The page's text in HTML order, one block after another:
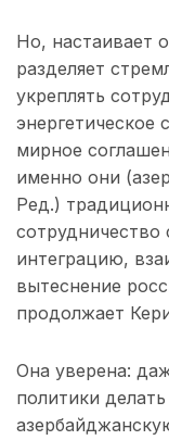
Но, настаивает
разделяет
укреплять
энергетическое
мирное
именно они
Ред.)
сотрудничество
интеграцию,
вытеснение
продолжает
Она уверена:
политики